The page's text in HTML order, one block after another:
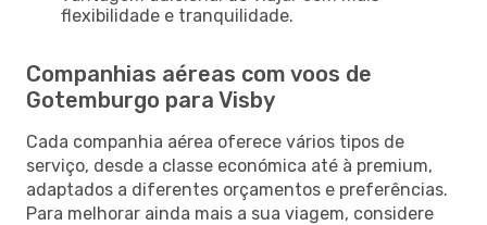
flexibilidade e tranquilidade.
Companhias aéreas com voos de
Gotemburgo para Visby
Cada companhia aérea oferece vários tipos de
serviço, desde a classe económica até à premium,
adaptados a diferentes orçamentos e preferências.
Para melhorar ainda mais a sua viagem, considere